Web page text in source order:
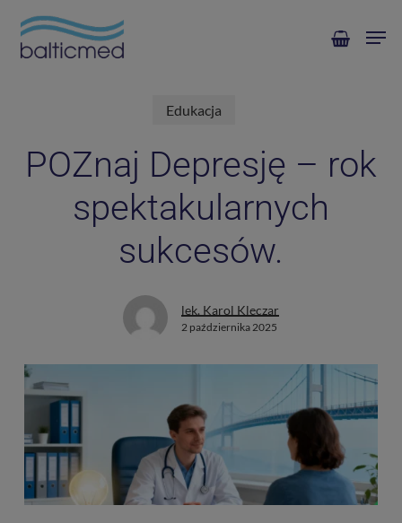
main
Edukacja
POZnaj Depresję – rok
spektakularnych
sukcesów.
lek. Karol Klęczar
2 października 2025